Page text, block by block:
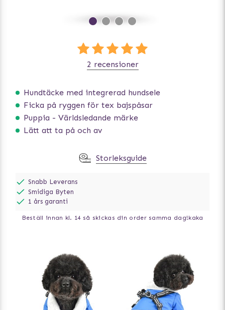
Hundtäcke med integrerad hundsele
Ficka på ryggen för tex bajspåsar
Puppia - Världsledande märke
Lätt att ta på och av
2 recensioner
Storleksguide
Snabb Leverans
Smidiga Byten
1 års garanti
Beställ innan kl. 14 så skickas din order samma dag!kaka